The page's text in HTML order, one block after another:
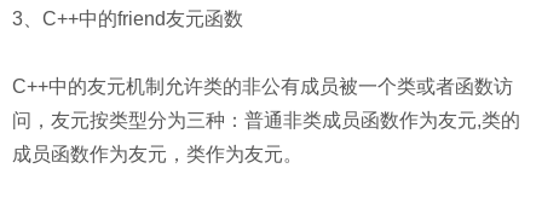
3、C++中的friend友元函数
C++中的友元机制允许类的非公有成员被一个类或者函数访
问，友元按类型分为三种：普通非类成员函数作为友元,类的
成员函数作为友元，类作为友元。